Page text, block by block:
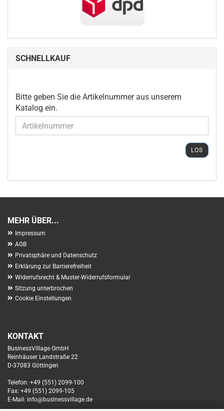
SCHNELLKAUF
BITTE
GEBEN
SIE
DIE
Bitte geben Sie die Artikelnummer aus unserem
Katalog ein.
LOS
MEHR ÜBER...
Impressum
AGB
Privatsphäre und Datenschutz
Erklärung zur Barrierefreiheit
Widerrufsrecht & Muster-Widerrufsformular
Sitzung unterbrochen
Cookie Einstellungen
KONTAKT
BusinessVillage GmbH
Reinhäuser Landstraße 22
D-37083 Göttingen
Telefon: +49 (551) 2099-100
Fax: +49 (551) 2099-105
E-Mail: info@businessvillage.de